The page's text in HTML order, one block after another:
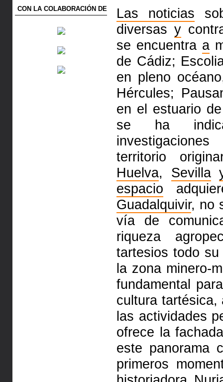
CON LA COLABORACIÓN DE
Las noticias
diversas y
se encuentra a
de Cádiz;
en pleno
Hércules;
en el estuario
se ha
territorio
Huelva, Sevilla
espacio
Guadalquivir, no
vía de
riqueza
tartesios todo
la zona minero-
fundamental
cultura tartésica,
las actividades
ofrece la
este panorama
primeros